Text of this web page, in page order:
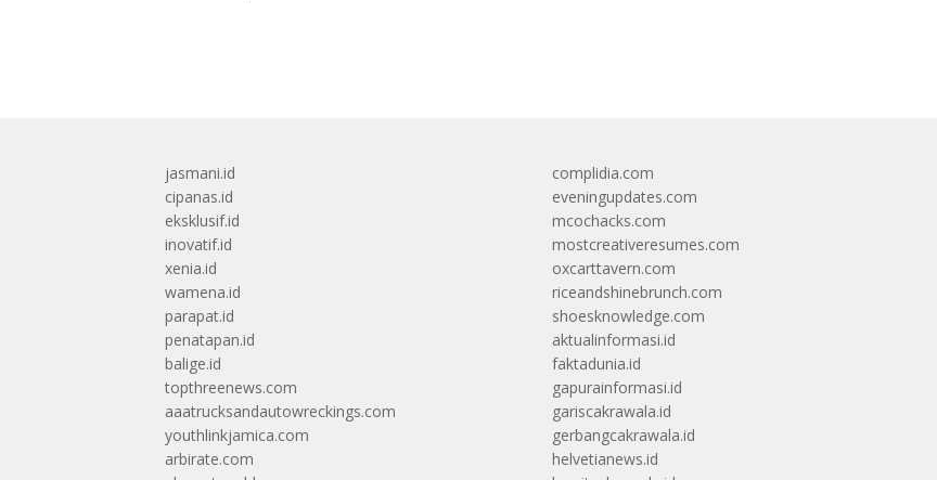
jasmani.id
cipanas.id
eksklusif.id
inovatif.id
xenia.id
wamena.id
parapat.id
penatapan.id
balige.id
topthreenews.com
aaatrucksandautowreckings.com
youthlinkjamica.com
arbirate.com
complidia.com
eveningupdates.com
mcochacks.com
mostcreativeresumes.com
oxcarttavern.com
riceandshinebrunch.com
shoesknowledge.com
aktualinformasi.id
faktadunia.id
gapurainformasi.id
gariscakrawala.id
gerbangcakrawala.id
helvetianews.id